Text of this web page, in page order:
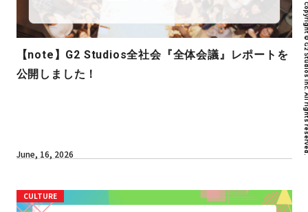
Copyright © G2
【note】G2 Studios全社会『全体会議』レポートを
公開しました！
June, 16, 2026
CULTURE